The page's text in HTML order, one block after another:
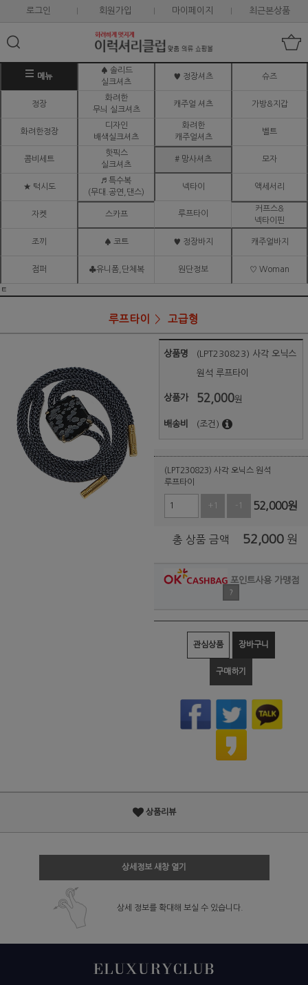
로그인 회원가입 마이페이지 최근본상품
메뉴
♠ 솔리드
실크셔츠
♥ 정장셔츠 슈즈
정장
화려한
무늬 실크셔츠
캐주얼 셔츠 가방&지갑
화려한정장
디자인
배색실크셔츠
화려한
캐주얼셔츠
벨트
콤비세트
핫픽스
실크셔츠
# 망사셔츠 모자
★ 턱시도
♬ 특수복
(무대.공연,댄스)
넥타이 액세서리
자켓 스카프 루프타이
커프스&
넥타이핀
조끼 ♠ 코트 ♥ 정장바지 캐주얼바지
점퍼 ♣유니폼,단체복 원단정보 ♡ Woman
ㅌ
루프타이 고급형
상품명 (LPT230823) 사각 오닉스
원석 루프타이
상품가 52,000원
배송비 (조건)
(LPT230823) 사각 오닉스 원석
루프타이
+1 -1 52,000원
총 상품 금액 52,000 원
포인트사용 가맹점
?
관심상품 장바구니
구매하기
상품리뷰
상세정보 새창 열기
상세 정보를 확대해 보실 수 있습니다.